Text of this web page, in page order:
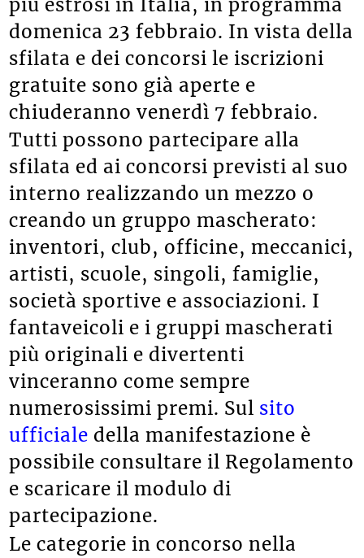
più estrosi in Italia, in programma
domenica 23 febbraio. In vista della
sfilata e dei concorsi le iscrizioni
gratuite sono già aperte e
chiuderanno venerdì 7 febbraio.
Tutti possono partecipare alla
sfilata ed ai concorsi previsti al suo
interno realizzando un mezzo o
creando un gruppo mascherato:
inventori, club, officine, meccanici,
artisti, scuole, singoli, famiglie,
società sportive e associazioni. I
fantaveicoli e i gruppi mascherati
più originali e divertenti
vinceranno come sempre
numerosissimi premi. Sul sito
ufficiale della manifestazione è
possibile consultare il Regolamento
e scaricare il modulo di
partecipazione.
Le categorie in concorso nella